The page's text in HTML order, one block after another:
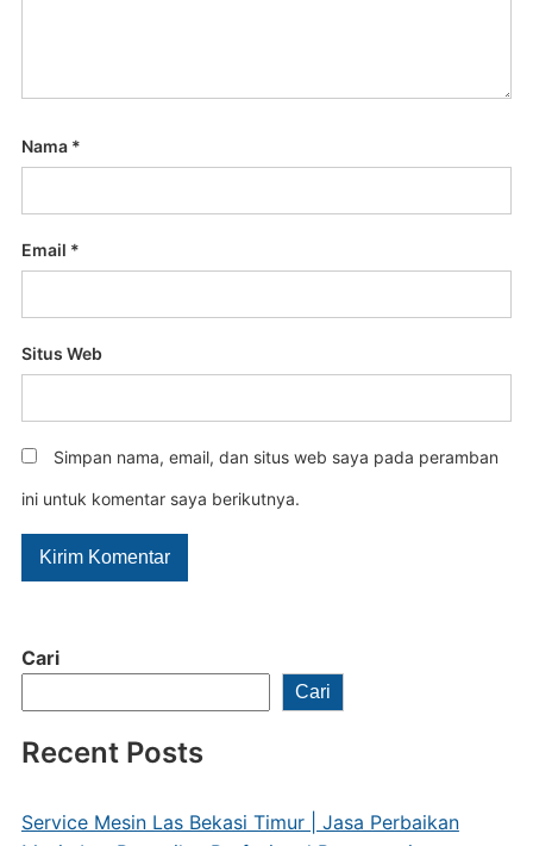
Cari
Cari
Recent Posts
Service Mesin Las Bekasi Timur | Jasa Perbaikan
Nama *
Email *
Situs Web
Simpan nama, email, dan situs web saya pada peramban
ini untuk komentar saya berikutnya.